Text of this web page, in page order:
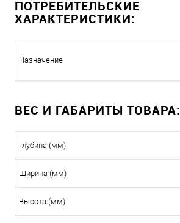
ПОТРЕБИТЕЛЬСКИЕ
ХАРАКТЕРИСТИКИ:
Назначение
ВЕС И ГАБАРИТЫ ТОВАРА:
Глубина (мм)
Ширина (мм)
Высота (мм)